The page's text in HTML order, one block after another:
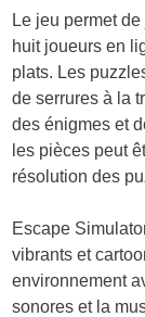
Le jeu permet
huit joueurs en
plats. Les
de serrures à la
des énigmes et
les pièces peut
résolution des
Escape
vibrants et
environnement
sonores et la